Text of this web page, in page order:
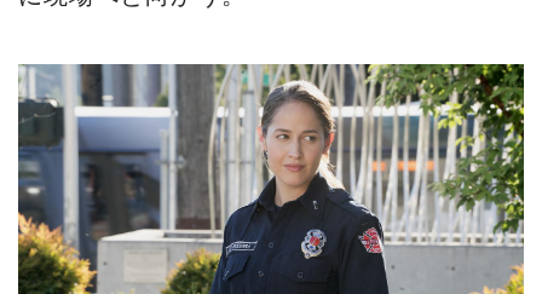
主人公アンディ役のジェイナ・リー・オルティス